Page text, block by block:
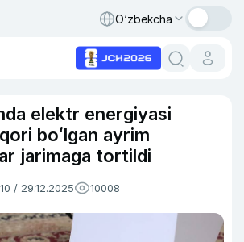
O‘zbekcha
elektr energiyasi
boʻlgan ayrim
jarimaga tortildi
/ 29.12.2025 10008